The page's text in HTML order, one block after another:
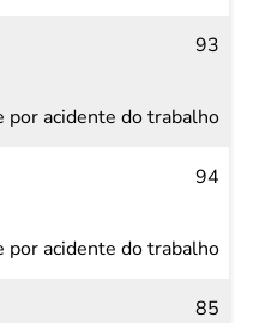
93
por acidente do trabalho
94
acidente do trabalho
85